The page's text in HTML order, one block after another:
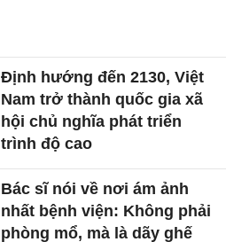
Định hướng đến 2130, Việt
Nam trở thành quốc gia xã
hội chủ nghĩa phát triển
trình độ cao
Bác sĩ nói về nơi ám ảnh
nhất bệnh viện: Không phải
phòng mổ, mà là dãy ghế